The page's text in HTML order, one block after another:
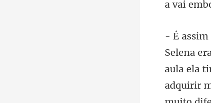
aula ela
adqu